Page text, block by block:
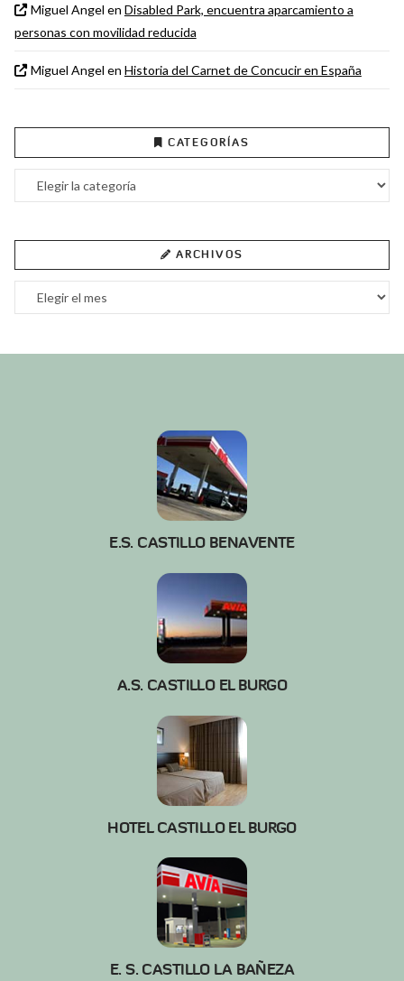
Miguel Angel en Disabled Park, encuentra aparcamiento a
personas con movilidad reducida
Miguel Angel en Historia del Carnet de Concucir en España
CATEGORÍAS
Categorías
ARCHIVOS
Archivos
E.S. CASTILLO BENAVENTE
A.S. CASTILLO EL BURGO
HOTEL CASTILLO EL BURGO
E. S. CASTILLO LA BAÑEZA